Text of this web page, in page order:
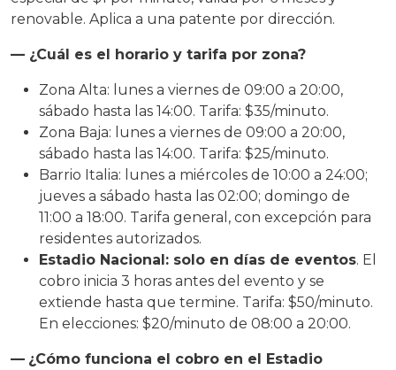
renovable. Aplica a una patente por dirección.
— ¿Cuál es el horario y tarifa por zona?
Zona Alta: lunes a viernes de 09:00 a 20:00,
sábado hasta las 14:00. Tarifa: $35/minuto.
Zona Baja: lunes a viernes de 09:00 a 20:00,
sábado hasta las 14:00. Tarifa: $25/minuto.
Barrio Italia: lunes a miércoles de 10:00 a 24:00;
jueves a sábado hasta las 02:00; domingo de
11:00 a 18:00. Tarifa general, con excepción para
residentes autorizados.
Estadio Nacional: solo en días de eventos. El
cobro inicia 3 horas antes del evento y se
extiende hasta que termine. Tarifa: $50/minuto.
En elecciones: $20/minuto de 08:00 a 20:00.
— ¿Cómo funciona el cobro en el Estadio